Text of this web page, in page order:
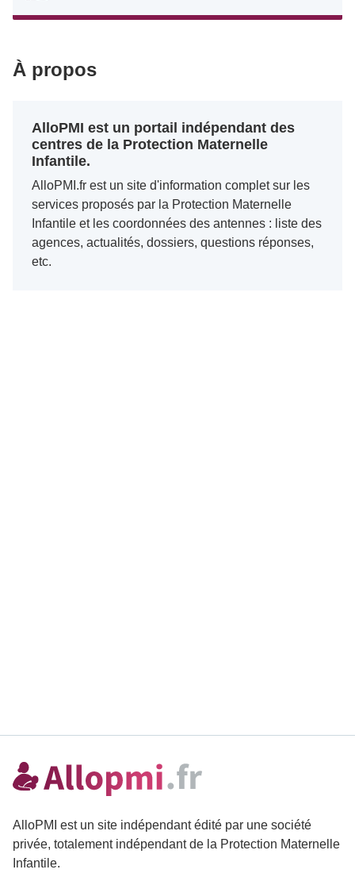
À propos
AlloPMI est un portail indépendant des
centres de la Protection Maternelle
Infantile.
AlloPMI.fr est un site d'information complet sur les
services proposés par la Protection Maternelle
Infantile et les coordonnées des antennes : liste des
agences, actualités, dossiers, questions réponses,
etc.
AlloPMI est un site indépendant édité par une société
privée, totalement indépendant de la Protection Maternelle
Infantile.